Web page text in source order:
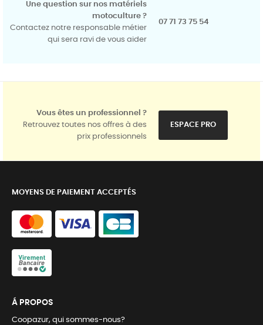
Une question sur nos matériels
motoculture ?
Contactez notre responsable métier
qui sera ravi de vous aider
07 71 73 75 54
Vous êtes un professionnel ?
Retrouvez toutes nos offres à des
prix professionnels
ESPACE PRO
MOYENS DE PAIEMENT ACCEPTÉS
Á PROPOS
Coopazur, qui sommes-nous?